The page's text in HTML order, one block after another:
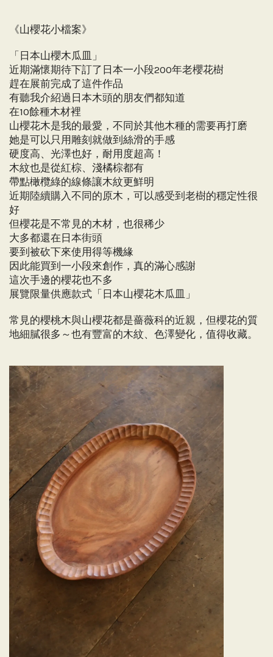
《山櫻花小檔案》
「日本山櫻木瓜皿」
近期滿懷期待下訂了日本一小段200年老櫻花樹
趕在展前完成了這件作品
有聽我介紹過日本木頭的朋友們都知道
在10餘種木材裡
山櫻花木是我的最愛，不同於其他木種的需要再打磨
她是可以只用雕刻就做到絲滑的手感
硬度高、光澤也好，耐用度超高！
木紋也是從紅棕、淺橘棕都有
帶點橄欖綠的線條讓木紋更鮮明
近期陸續購入不同的原木，可以感受到老樹的穩定性很
好
但櫻花是不常見的木材，也很稀少
大多都還在日本街頭
要到被砍下來使用得等機緣
因此能買到一小段來創作，真的滿心感謝
這次手邊的櫻花也不多
展覽限量供應款式「日本山櫻花木瓜皿」
常見的櫻桃木與山櫻花都是薔薇科的近親，但櫻花的質
地細膩很多～也有豐富的木紋、色澤變化，值得收藏。